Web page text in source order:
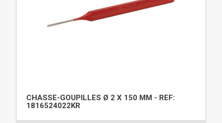
CHASSE-GOUPILLES Ø 2 X 150 MM - REF:
1816524022KR